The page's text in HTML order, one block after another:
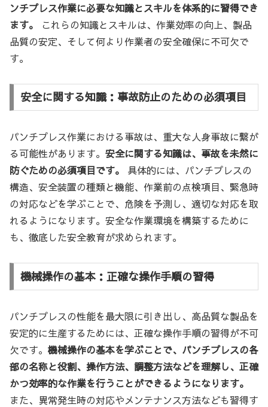
ンチプレス作業に必要な知識とスキルを体系的に習得でき
ます。
これらの知識とスキルは、作業効率の向上、製品
品質の安定、そして何より作業者の安全確保に不可欠で
す。
安全に関する知識：事故防止のための必須項目
パンチプレス作業における事故は、重大な人身事故に繋が
る可能性があります。 安全に関する知識は、事故を未然に
防ぐための必須項目です。
具体的には、パンチプレスの
構造、安全装置の種類と機能、作業前の点検項目、緊急時
の対応などを学ぶことで、危険を予測し、適切な対応を取
れるようになります。安全な作業環境を構築するために
も、徹底した安全教育が求められます。
機械操作の基本：正確な操作手順の習得
パンチプレスの性能を最大限に引き出し、高品質な製品を
安定的に生産するためには、正確な操作手順の習得が不可
欠です。 機械操作の基本を学ぶことで、パンチプレスの各
部の名称と役割、操作方法、調整方法などを理解し、正確
かつ効率的な作業を行うことができるようになります。
また、異常発生時の対応やメンテナンス方法なども習得す